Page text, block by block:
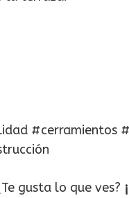
#cerramientos
gusta lo que ves?